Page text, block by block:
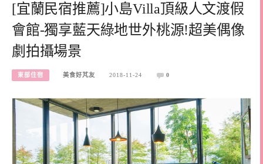
[宜蘭民宿推薦]小島Villa頂級人文渡假
會館-獨享藍天綠地世外桃源!超美偶像
劇拍攝場景
東部住宿 美食好芃友 2018-11-24 0